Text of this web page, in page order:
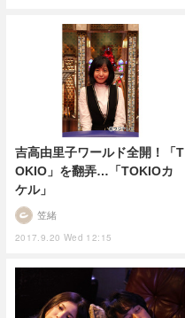
吉高由里子ワールド全開！「T
OKIO」を翻弄…「TOKIOカ
ケル」
2017.9.20 Wed 12:15
笠緒